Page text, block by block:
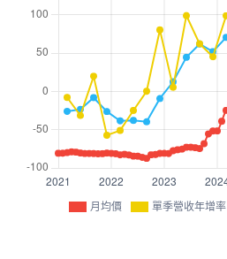
月均價 單季營收年增率